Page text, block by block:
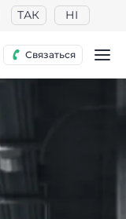
ТАК НІ
Связаться